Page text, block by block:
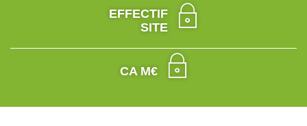
EFFECTIF
SITE
CA M€